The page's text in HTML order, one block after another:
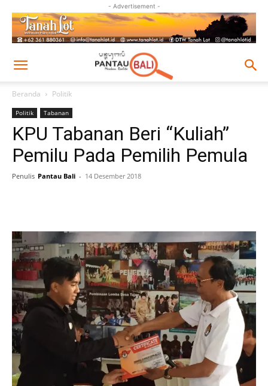
- Advertisement -
Beranda Politik
Politik Tabanan
KPU Tabanan Beri “Kuliah”
Pemilu Pada Pemilih Pemula
Penulis Pantau Bali - 14 Desember 2018